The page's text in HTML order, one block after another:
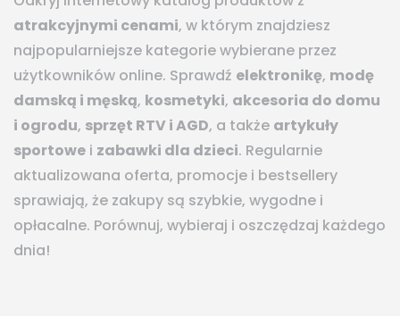
atrakcyjnymi cenami, w którym znajdziesz
najpopularniejsze kategorie wybierane przez
użytkowników online. Sprawdź elektronikę, modę
damską i męską, kosmetyki, akcesoria do domu
i ogrodu, sprzęt RTV i AGD, a także artykuły
sportowe i zabawki dla dzieci. Regularnie
aktualizowana oferta, promocje i bestsellery
sprawiają, że zakupy są szybkie, wygodne i
opłacalne. Porównuj, wybieraj i oszczędzaj każdego
dnia!